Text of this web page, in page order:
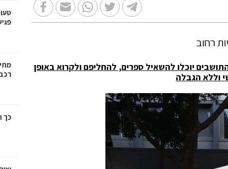
יוכלו להשאיל ספרים, להחליפם ולקרוא באופן
וללא הגבלה
כך